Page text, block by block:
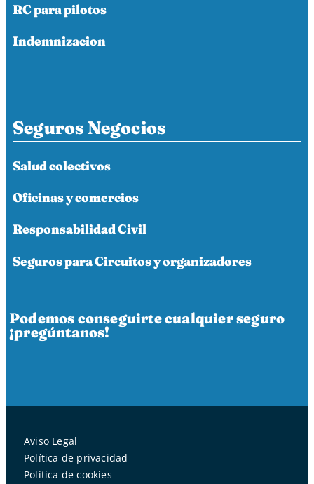
RC para pilotos
Indemnizacion
Seguros Negocios
Salud colectivos
Oficinas y comercios
Responsabilidad Civil
Seguros para Circuitos y organizadores
Podemos conseguirte cualquier seguro
¡pregúntanos!
Aviso Legal
Política de privacidad
Política de cookies